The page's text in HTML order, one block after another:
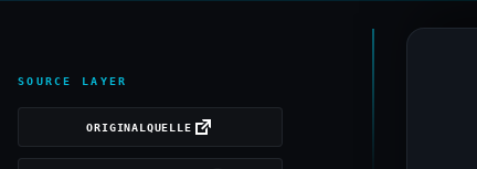
SOURCE LAYER
ORIGINALQUELLE